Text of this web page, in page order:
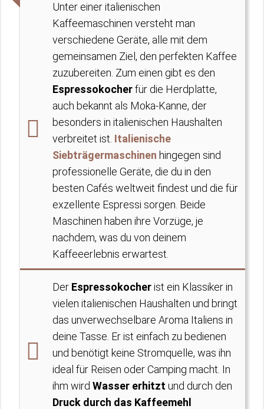
Unter einer italienischen
Kaffeemaschinen versteht man
verschiedene Geräte, alle mit dem
gemeinsamen Ziel, den perfekten Kaffee
zuzubereiten. Zum einen gibt es den
Espressokocherfür die Herdplatte,
auch bekannt als Moka-Kanne, der
besonders in italienischen Haushalten
verbreitet ist. Italienische
Siebträgermaschinen hingegen sind
professionelle Geräte, die du in den
besten Cafés weltweit findest und die für
exzellente Espressi sorgen. Beide
Maschinen haben ihre Vorzüge, je
nachdem, was du von deinem
Kaffeeerlebnis erwartest.
Der Espressokocherist ein Klassiker in
vielen italienischen Haushalten und bringt
das unverwechselbare Aroma Italiens in
deine Tasse. Er ist einfach zu bedienen
und benötigt keine Stromquelle, was ihn
ideal für Reisen oder Camping macht. In
ihm wird Wasser erhitzt und durch den
Druck durch das Kaffeemehl